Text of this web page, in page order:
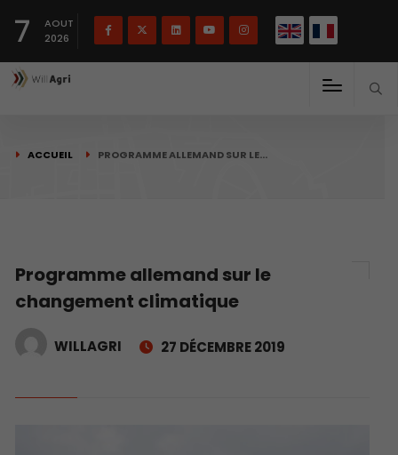
7
AOUT
2026
ACCUEIL PROGRAMME ALLEMAND SUR LE…
Programme allemand sur le
changement climatique
WILLAGRI 27 DÉCEMBRE 2019
Français English(English)